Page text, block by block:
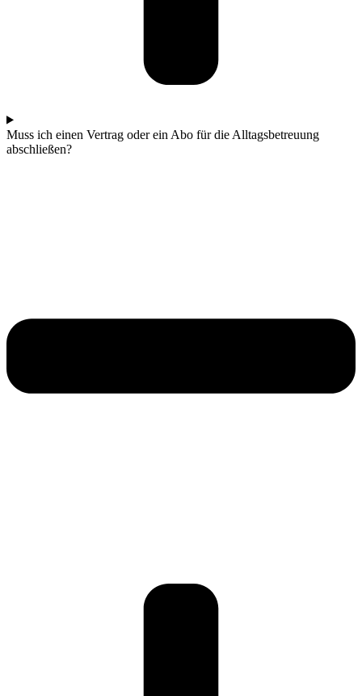
Muss ich einen Vertrag oder ein Abo für die Alltagsbetreuung
abschließen?